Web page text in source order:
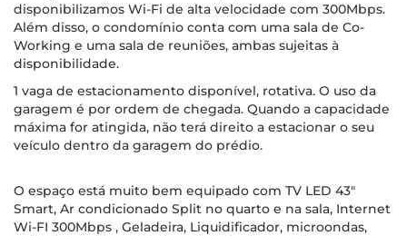
disponibilizamos Wi-Fi de alta velocidade com 300Mbps.
Além disso, o condomínio conta com uma sala de Co-
Working e uma sala de reuniões, ambas sujeitas à
disponibilidade.
1 vaga de estacionamento disponível, rotativa. O uso da
garagem é por ordem de chegada. Quando a capacidade
máxima for atingida, não terá direito a estacionar o seu
veículo dentro da garagem do prédio.
O espaço está muito bem equipado com TV LED 43"
Smart, Ar condicionado Split no quarto e na sala, Internet
Wi-FI 300Mbps , Geladeira, Liquidificador, microondas,